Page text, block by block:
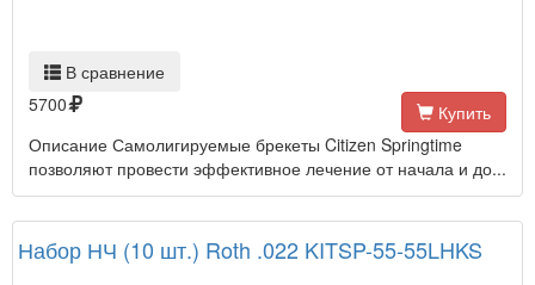
В сравнение
5700
Купить
Описание Самолигируемые брекеты Citizen Springtime
позволяют провести эффективное лечение от начала и до...
Набор НЧ (10 шт.) Roth .022 KITSP-55-55LHKS